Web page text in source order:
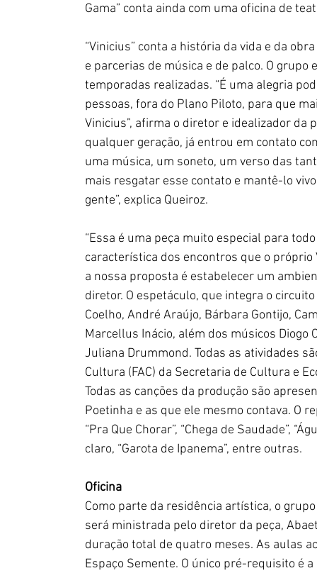
Gama” conta ainda com uma oficina de
“Vinicius” conta a história da vida e da
e parcerias de música e de palco. O
temporadas realizadas. “É uma alegria
pessoas, fora do Plano Piloto, para que
Vinicius”, afirma o diretor e idealizador da
qualquer geração, já entrou em contato
uma música, um soneto, um verso das
mais resgatar esse contato e mantê-lo
gente”, explica Queiroz.
“Essa é uma peça muito especial para
característica dos encontros que o
a nossa proposta é estabelecer um
diretor. O espetáculo, que integra o
Coelho, André Araújo, Bárbara Gontijo,
Marcellus Inácio, além dos músicos
Juliana Drummond. Todas as atividades
Cultura (FAC) da Secretaria de Cultura e
Todas as canções da produção são
Poetinha e as que ele mesmo contava. O
“Pra Que Chorar”, “Chega de Saudade”,
claro, “Garota de Ipanema”, entre outras.
Oficina
Como parte da residência artística, o
será ministrada pelo diretor da peça,
duração total de quatro meses. As aulas
Espaço Semente. O único pré-requisito é